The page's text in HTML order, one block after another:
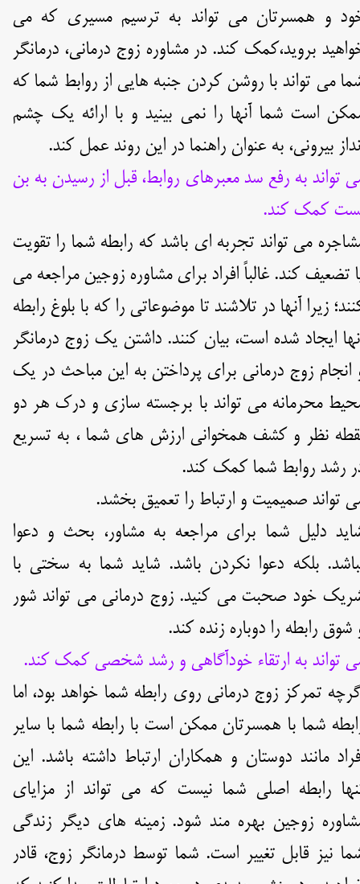
و همسرتان می تواند به ترسیم مسیری که می
بروید،کمک کند. در مشاوره زوج درمانی، درمانگر
می تواند با روشن کردن جنبه هایی از روابط شما که
است شما آنها را نمی بینید و با ارائه یک چشم
بیرونی، به عنوان راهنما در این روند عمل کند.
تواند به رفع سد معبرهای روابط، قبل از رسیدن به بن
کمک کند.
می تواند تجربه ای باشد که رابطه شما را تقویت
تضعیف کند. غالباً افراد برای مشاوره زوجین مراجعه می
زیرا آنها در تلاشند تا موضوعاتی را که با بلوغ رابطه
ایجاد شده است، بیان کنند. داشتن یک زوج درمانگر
انجام زوج درمانی برای پرداختن به این مباحث در یک
محرمانه می تواند با برجسته سازی و درک هر دو
نظر و کشف همخوانی ارزش های شما ، به تسریع
رشد روابط شما کمک کند.
تواند صمیمیت و ارتباط را تعمیق بخشد.
دلیل شما برای مراجعه به مشاور، بحث و دعوا
بلکه دعوا نکردن باشد. شاید شما به سختی با
خود صحبت می کنید. زوج درمانی می تواند شور
شوق رابطه را دوباره زنده کند.
تواند به ارتقاء خودآگاهی و رشد شخصی کمک کند.
تمرکز زوج درمانی روی رابطه شما خواهد بود، اما
شما با همسرتان ممکن است با رابطه شما با سایر
مانند دوستان و همکاران ارتباط داشته باشد. این
رابطه اصلی شما نیست که می تواند از مزایای
زوجین بهره مند شود. زمینه های دیگر زندگی
نیز قابل تغییر است. شما توسط درمانگر زوج، قادر